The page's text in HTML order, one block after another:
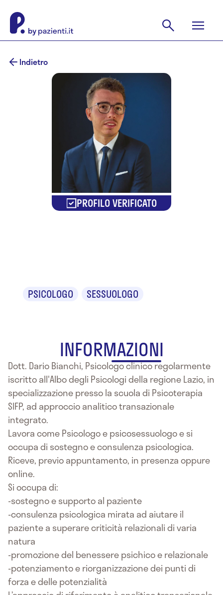
Indietro
PROFILO VERIFICATO
PSICOLOGO SESSUOLOGO
INFORMAZIONI
Dott. Dario Bianchi, Psicologo clinico regolarmente
iscritto all'Albo degli Psicologi della regione Lazio, in
specializzazione presso la scuola di Psicoterapia
SIFP, ad approccio analitico transazionale
integrato.
Lavora come Psicologo e psicosessuologo e si
occupa di sostegno e consulenza psicologica.
Riceve, previo appuntamento, in presenza oppure
online.
Si occupa di:
-sostegno e supporto al paziente
-consulenza psicologica mirata ad aiutare il
paziente a superare criticità relazionali di varia
natura
-promozione del benessere psichico e relazionale
-potenziamento e riorganizzazione dei punti di
forza e delle potenzialità